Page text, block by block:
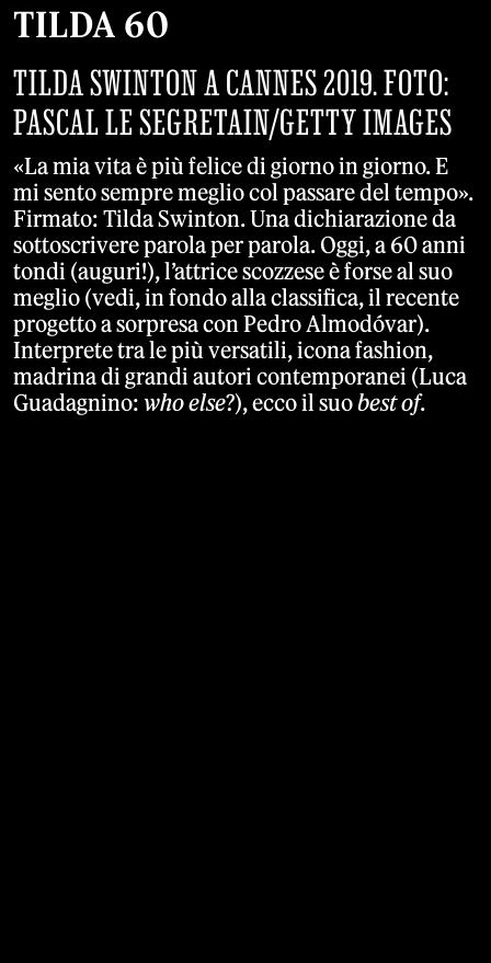
TILDA 60
TILDA SWINTON A CANNES 2019. FOTO:
PASCAL LE SEGRETAIN/GETTY IMAGES
«La mia vita è più felice di giorno in giorno. E
mi sento sempre meglio col passare del tempo».
Firmato: Tilda Swinton. Una dichiarazione da
sottoscrivere parola per parola. Oggi, a 60 anni
tondi (auguri!), l’attrice scozzese è forse al suo
meglio (vedi, in fondo alla classifica, il recente
progetto a sorpresa con Pedro Almodóvar).
Interprete tra le più versatili, icona fashion,
madrina di grandi autori contemporanei (Luca
Guadagnino: who else?), ecco il suobest of.